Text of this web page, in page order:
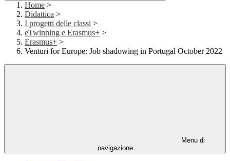
Home >
Didattica >
I progetti delle classi >
eTwinning e Erasmus+ >
Erasmus+ >
Venturi for Europe: Job shadowing in Portugal October 2022
Menu di
navigazione